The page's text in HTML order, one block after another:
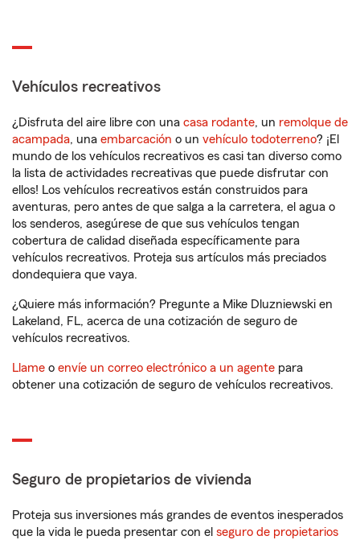
Vehículos recreativos
¿Disfruta del aire libre con una casa rodante, un remolque de
acampada, una embarcación o un vehículo todoterreno? ¡El
mundo de los vehículos recreativos es casi tan diverso como
la lista de actividades recreativas que puede disfrutar con
ellos! Los vehículos recreativos están construidos para
aventuras, pero antes de que salga a la carretera, el agua o
los senderos, asegúrese de que sus vehículos tengan
cobertura de calidad diseñada específicamente para
vehículos recreativos. Proteja sus artículos más preciados
dondequiera que vaya.
¿Quiere más información? Pregunte a Mike Dluzniewski en
Lakeland, FL, acerca de una cotización de seguro de
vehículos recreativos.
Llame o envíe un correo electrónico a un agente para
obtener una cotización de seguro de vehículos recreativos.
Seguro de propietarios de vivienda
Proteja sus inversiones más grandes de eventos inesperados
que la vida le pueda presentar con el seguro de propietarios